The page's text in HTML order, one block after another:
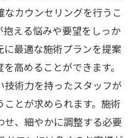
カウンセリングを行うこ
える悩みや要望をしっか
に最適な施術プランを提案
高めることができます。
技術力を持ったスタッフが
とが求められます。施術
、細やかに調整する必要